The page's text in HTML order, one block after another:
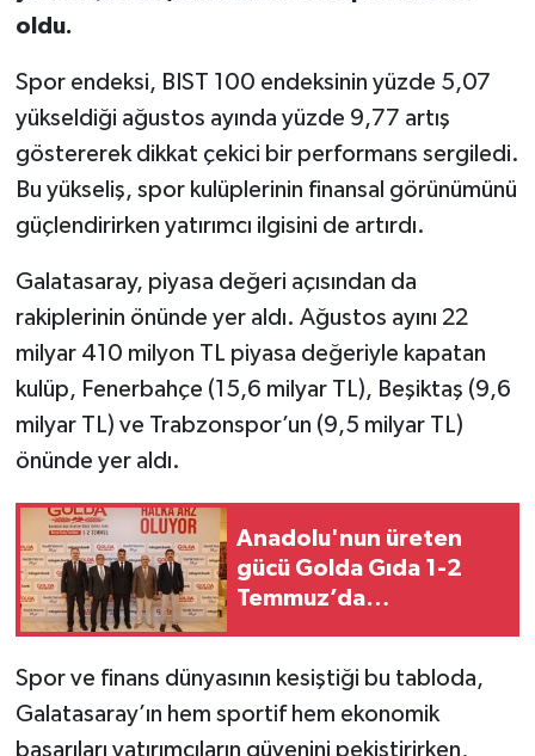
oldu.
Spor endeksi, BIST 100 endeksinin yüzde 5,07
yükseldiği ağustos ayında yüzde 9,77 artış
göstererek dikkat çekici bir performans sergiledi.
Bu yükseliş, spor kulüplerinin finansal görünümünü
güçlendirirken yatırımcı ilgisini de artırdı.
Galatasaray, piyasa değeri açısından da
rakiplerinin önünde yer aldı. Ağustos ayını 22
milyar 410 milyon TL piyasa değeriyle kapatan
kulüp, Fenerbahçe (15,6 milyar TL), Beşiktaş (9,6
milyar TL) ve Trabzonspor’un (9,5 milyar TL)
önünde yer aldı.
Anadolu'nun üreten
gücü Golda Gıda 1-2
Temmuz’da
Spor ve finans dünyasının kesiştiği bu tabloda,
Galatasaray’ın hem sportif hem ekonomik
başarıları yatırımcıların güvenini pekiştirirken,